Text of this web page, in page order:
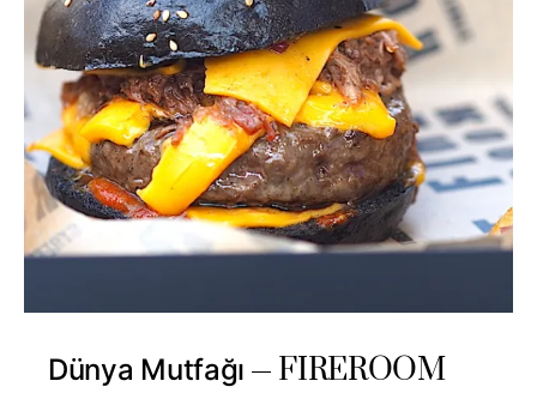
Dünya Mutfağı
FIREROOM